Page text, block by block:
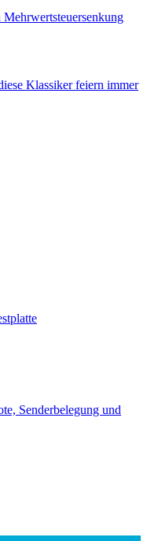
Klassiker feiern immer
Senderbelegung und